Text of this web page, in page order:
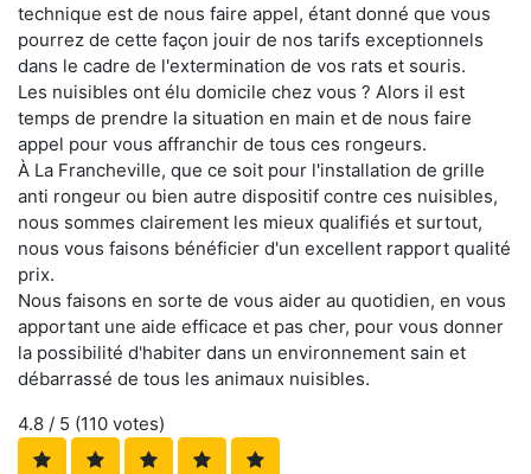
technique est de nous faire appel, étant donné que vous
pourrez de cette façon jouir de nos tarifs exceptionnels
dans le cadre de l'extermination de vos rats et souris.
Les nuisibles ont élu domicile chez vous ? Alors il est
temps de prendre la situation en main et de nous faire
appel pour vous affranchir de tous ces rongeurs.
À La Francheville, que ce soit pour l'installation de grille
anti rongeur ou bien autre dispositif contre ces nuisibles,
nous sommes clairement les mieux qualifiés et surtout,
nous vous faisons bénéficier d'un excellent rapport qualité
prix.
Nous faisons en sorte de vous aider au quotidien, en vous
apportant une aide efficace et pas cher, pour vous donner
la possibilité d'habiter dans un environnement sain et
débarrassé de tous les animaux nuisibles.
4.8 / 5 (110 votes)